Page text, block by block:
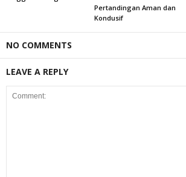
Pertandingan Aman dan
Kondusif
NO COMMENTS
LEAVE A REPLY